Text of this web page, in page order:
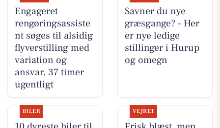
Engageret
rengøringsassiste
nt søges til alsidig
flyverstilling med
variation og
ansvar, 37 timer
ugentligt
Savner du nye
græsgange? - Her
er nye ledige
stillinger i Hurup
og omegn
BILER VEJRET